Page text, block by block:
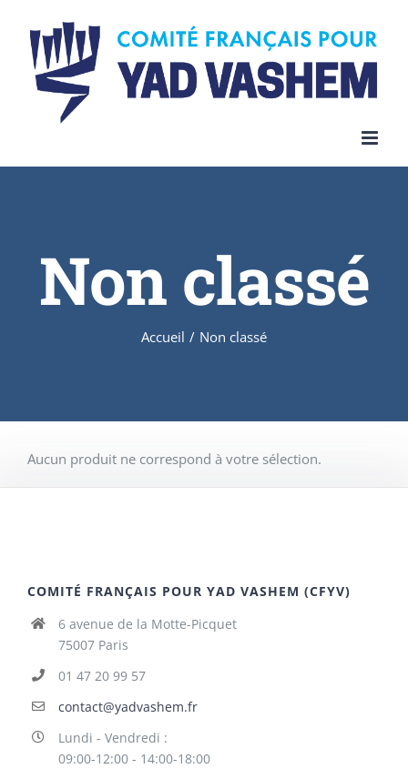
content
Non classé
Accueil / Non classé
Aucun produit ne correspond à votre sélection.
COMITÉ FRANÇAIS POUR YAD VASHEM (CFYV)
6 avenue de la Motte-Picquet
75007 Paris
01 47 20 99 57
contact@yadvashem.fr
Lundi - Vendredi :
09:00-12:00 - 14:00-18:00